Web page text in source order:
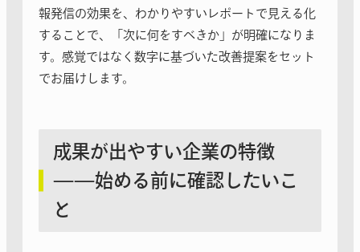
報発信の効果を、わかりやすいレポートで見える化
することで、「次に何をすべきか」が明確になりま
す。感覚ではなく数字に基づいた改善提案をセット
でお届けします。
成果が出やすい企業の特徴
——始める前に確認したいこ
と